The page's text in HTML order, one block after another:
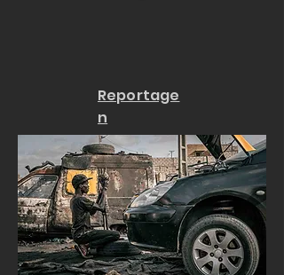
Reportage
n